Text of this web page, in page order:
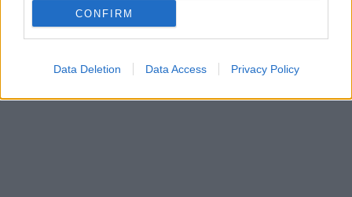
CONFIRM
Data Deletion Data Access Privacy Policy